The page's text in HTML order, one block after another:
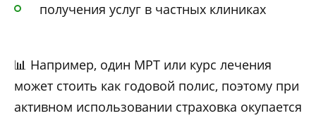
получения услуг в частных клиниках
📊 Например, один МРТ или курс лечения
может стоить как годовой полис, поэтому при
активном использовании страховка окупается